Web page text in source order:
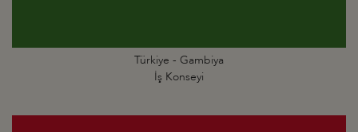
Türkiye - Gambiya
İş Konseyi